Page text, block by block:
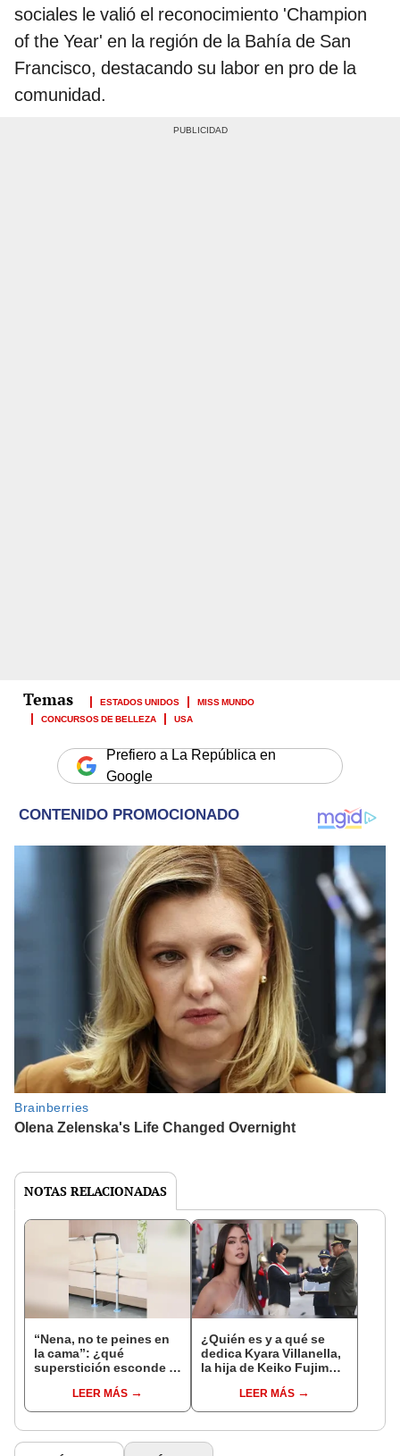
sociales le valió el reconocimiento 'Champion
of the Year' en la región de la Bahía de San
Francisco, destacando su labor en pro de la
comunidad.
ESTADOS UNIDOS
MISS MUNDO
CONCURSOS DE BELLEZA
USA
Prefiero a La República en
Google
NOTAS RELACIONADAS
“Nena, no te peines en
la cama”: ¿qué
superstición esconde la
Enanitos Verdes?
LEER MÁS
¿Quién es y a qué se
dedica Kyara Villanella,
la hija de Keiko Fujimori
nivel nacional?
LEER MÁS